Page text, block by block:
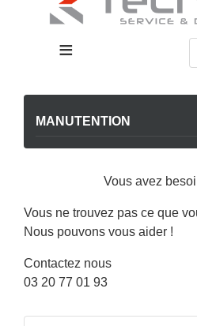
≡
MANUTENTION
Vous avez
Vous ne trouvez pas ce que
Nous pouvons vous aider !
Contactez nous
03 20 77 01 93